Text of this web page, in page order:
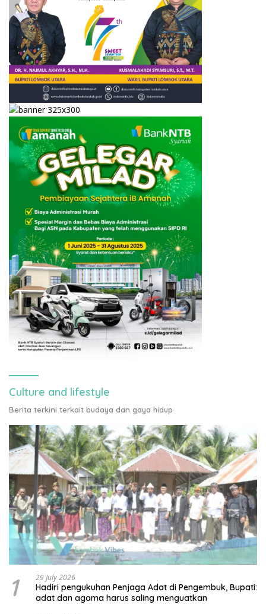
Culture and lifestyle
Berita terkini terkait budaya dan gaya hidup
1 29 July 2026
Hadiri pengukuhan Penjaga Adat di Pengembuk, Bupati:
adat dan agama harus saling menguatkan